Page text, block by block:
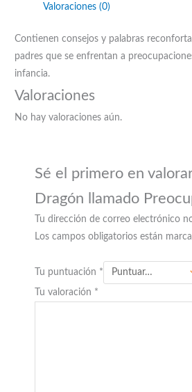
Valoraciones (0)
Contienen consejos y palabras
padres que se enfrentan a
infancia.
Valoraciones
No hay valoraciones aún.
Sé el primero en
Dragón llamado
Tu dirección de correo electrónico
Los campos obligatorios están
Tu puntuación *
Tu valoración *